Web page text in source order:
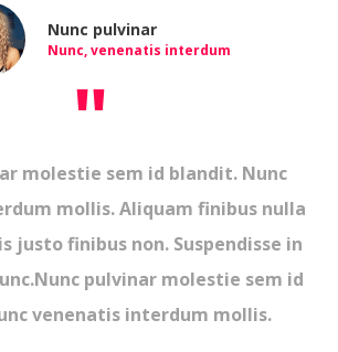
Nunc pulvinar
Nunc, venenatis interdum
"
molestie sem id blandit. Nunc
mollis. Aliquam finibus nulla
justo finibus non. Suspendisse in
pulvinar molestie sem id
venenatis interdum mollis.